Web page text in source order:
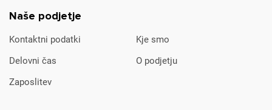
Naše podjetje
Kontaktni podatki
Kje smo
Delovni čas
O podjetju
Zaposlitev